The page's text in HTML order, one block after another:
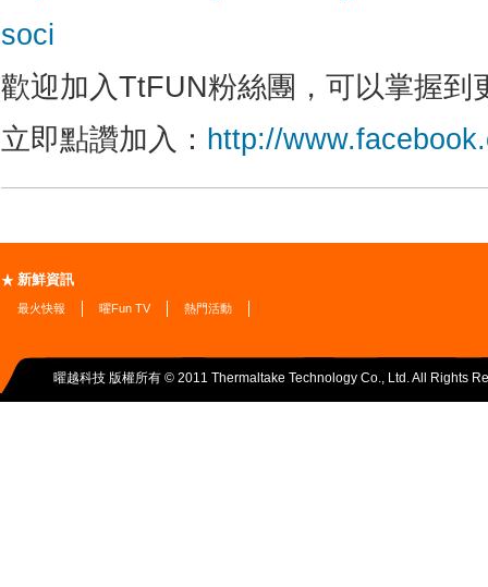
soci
歡迎加入TtFUN粉絲團，可以掌握到
立即點讚加入： http://
新鮮資訊
最火快報 曜Fun TV 熱門活動
曜越科技 版權所有 © 2011 Thermaltake Technology Co., Ltd. All Rights